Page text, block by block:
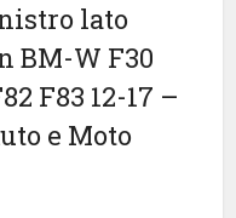
lato
BM-W F30
F83 12-17 –
e Moto